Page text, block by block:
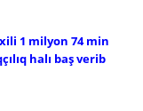
1 milyon 74 min
halı baş verib